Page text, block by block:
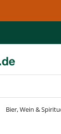
Bier, Wein &